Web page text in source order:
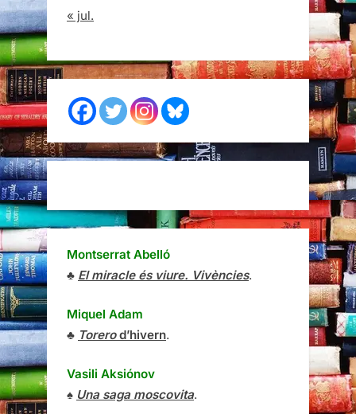
« jul.
Montserrat Abelló
♣ El miracle és viure. Vivències.
Miquel Adam
♣ Torerod’hivern.
Vasili Aksiónov
♠ Una saga moscovita.